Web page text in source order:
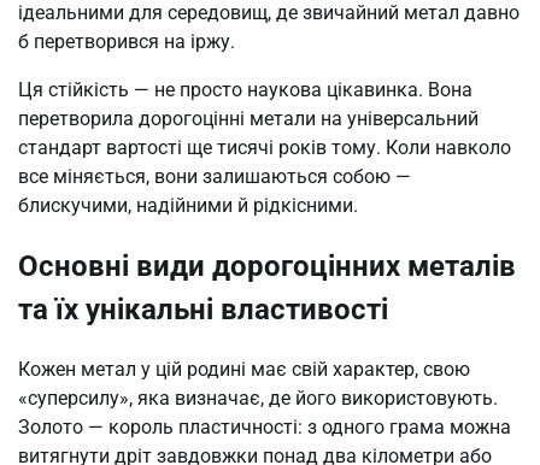
ідеальними для середовищ, де звичайний метал давно
б перетворився на іржу.
Ця стійкість — не просто наукова цікавинка. Вона
перетворила дорогоцінні метали на універсальний
стандарт вартості ще тисячі років тому. Коли навколо
все міняється, вони залишаються собою —
блискучими, надійними й рідкісними.
Основні види дорогоцінних металів
та їх унікальні властивості
Кожен метал у цій родині має свій характер, свою
«суперсилу», яка визначає, де його використовують.
Золото — король пластичності: з одного грама можна
витягнути дріт завдовжки понад два кілометри або